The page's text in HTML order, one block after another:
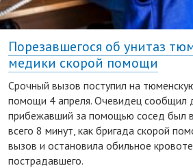
Порезавшегося об унитаз
медики скорой помощи
Срочный вызов поступил на
помощи 4 апреля. Очевидец сообщил
прибежавший за помощью сосед был
всего 8 минут, как бригада скорой
вызов и остановила обильное
пострадавшего.